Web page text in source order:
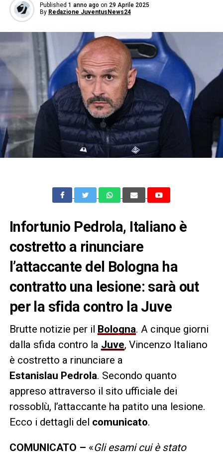
Published 1 anno ago on 29 Aprile 2025
By Redazione JuventusNews24
Infortunio Pedrola, Italiano è
costretto a rinunciare
l’attaccante del Bologna ha
contratto una lesione: sarà out
per la sfida contro la Juve
Brutte notizie per il Bologna. A cinque giorni
dalla sfida contro la Juve, Vincenzo Italiano
è costretto a rinunciare a
Estanislau Pedrola. Secondo quanto
appreso attraverso il sito ufficiale dei
rossoblù, l’attaccante ha patito una lesione.
Ecco i dettagli del comunicato.
COMUNICATO – «Gli esami cui è stato